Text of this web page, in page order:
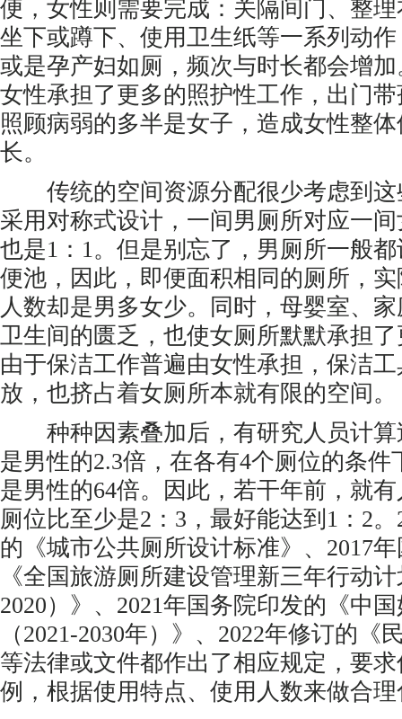
便，女性则需要完成：关隔间门、整
坐下或蹲下、使用卫生纸等一系列动
或是孕产妇如厕，频次与时长都会增
女性承担了更多的照护性工作，出门
照顾病弱的多半是女子，造成女性整
长。
传统的空间资源分配很少考虑到这
采用对称式设计，一间男厕所对应一
也是1：1。但是别忘了，男厕所一般
便池，因此，即便面积相同的厕所，
人数却是男多女少。同时，母婴室、
卫生间的匮乏，也使女厕所默默承担
由于保洁工作普遍由女性承担，保洁
放，也挤占着女厕所本就有限的空间。
种种因素叠加后，有研究人员计算
是男性的2.3倍，在各有4个厕位的条件
是男性的64倍。因此，若干年前，就
厕位比至少是2：3，最好能达到1：2
的《城市公共厕所设计标准》、2017
《全国旅游厕所建设管理新三年行动
2020）》、2021年国务院印发的《中
（2021-2030年）》、2022年修订的《
等法律或文件都作出了相应规定，要
例，根据使用特点、使用人数来做合